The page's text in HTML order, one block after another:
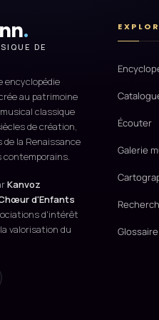
.
DE
encyclopédie
au patrimoine
classique
de création,
la Renaissance
Kanvoz
d'Enfants
d'intérêt
valorisation du
Écouter
Galerie
Glossaire